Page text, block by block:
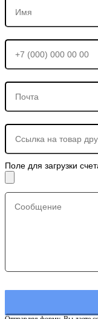
Поле для загрузки